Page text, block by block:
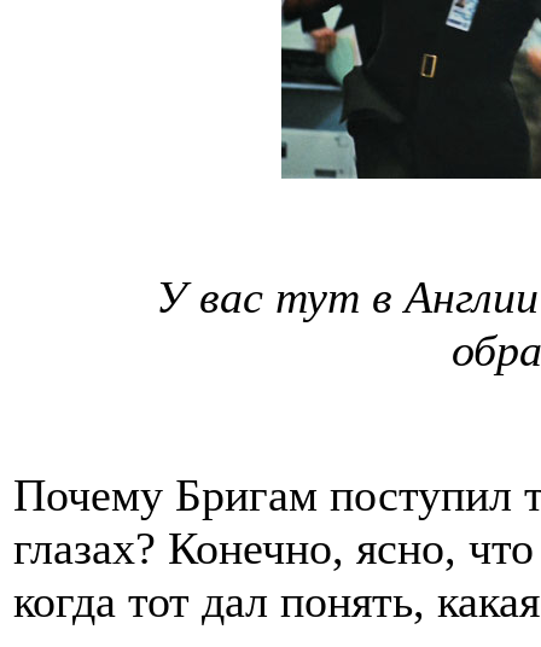
У вас тут в
Почему Бригам поступил
глазах? Конечно, ясно,
когда тот дал понять,